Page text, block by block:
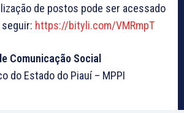
de postos pode ser acessado
https://bityli.com/VMRmpT
Comunicação Social
do Estado do Piauí – MPPI